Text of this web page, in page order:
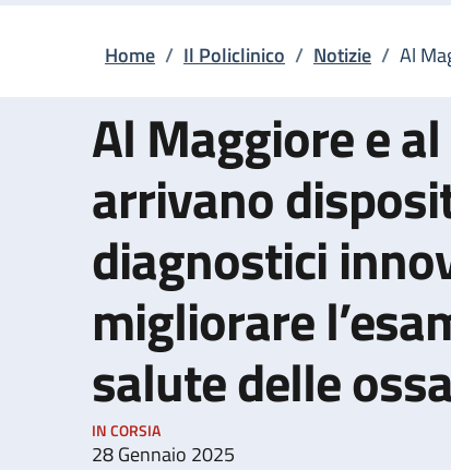
Briciole di pane
Home / Il Policlinico / Notizie / Al
Al Maggiore e
arrivano
diagnostici
migliorare
salute delle ossa
IN CORSIA
28 Gennaio 2025